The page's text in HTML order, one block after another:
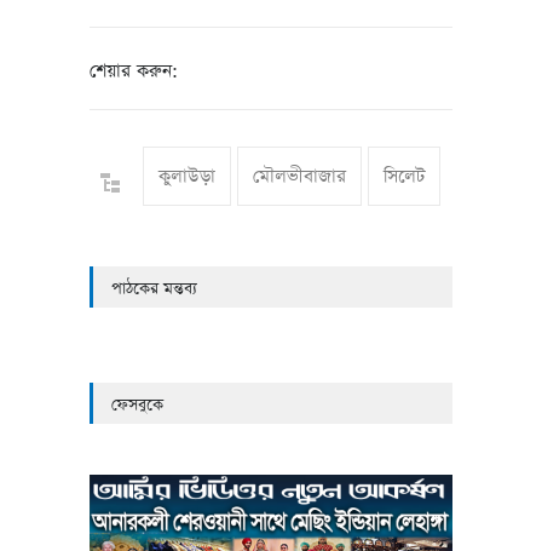
শেয়ার করুন:
কুলাউড়া মৌলভীবাজার সিলেট
পাঠকের মন্তব্য
ফেসবুকে